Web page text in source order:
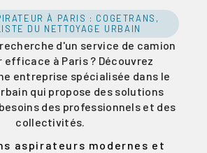
À PARIS : COGETRANS,
DU NETTOYAGE URBAIN
d'un service de camion
à Paris ? Découvrez
entreprise spécialisée dans le
qui propose des solutions
des professionnels et des
collectivités.
aspirateurs modernes et